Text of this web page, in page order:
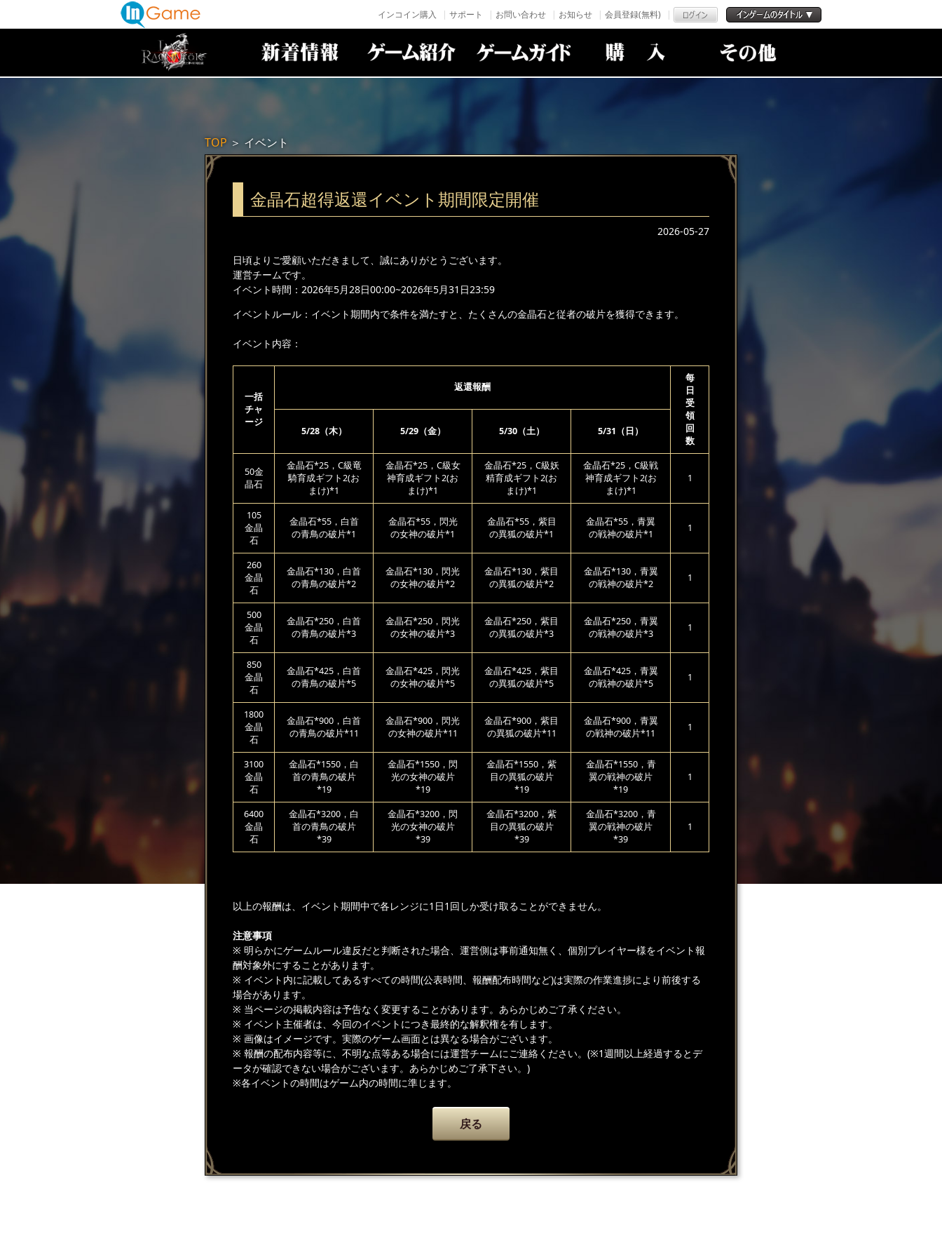
インコイン購入 サポート お問い合わせ お知らせ 会員登録(無料)
TOP ＞ イベント
金晶石超得返還イベント期間限定開催
2026-05-27
日頃よりご愛顧いただきまして、誠にありがとうございます。
運営チームです。
イベント時間：2026年5月28日00:00~2026年5月31日23:59
イベントルール：イベント期間内で条件を満たすと、たくさんの金晶石と従者の破片を獲得できます。
イベント内容：
一括
チャ
ージ
返還報酬
每
日
受
領
回
数
5/28（木） 5/29（金） 5/30（土） 5/31（日）
50金
晶石
金晶石*25，C級竜
騎育成ギフト2(お
まけ)*1
金晶石*25，C級女
神育成ギフト2(お
まけ)*1
金晶石*25，C級妖
精育成ギフト2(お
まけ)*1
金晶石*25，C級戦
神育成ギフト2(お
まけ)*1
1
105
金晶
石
金晶石*55，白首
の青鳥の破片*1
金晶石*55，閃光
の女神の破片*1
金晶石*55，紫目
の異狐の破片*1
金晶石*55，青翼
の戦神の破片*1
1
260
金晶
石
金晶石*130，白首
の青鳥の破片*2
金晶石*130，閃光
の女神の破片*2
金晶石*130，紫目
の異狐の破片*2
金晶石*130，青翼
の戦神の破片*2
1
500
金晶
石
金晶石*250，白首
の青鳥の破片*3
金晶石*250，閃光
の女神の破片*3
金晶石*250，紫目
の異狐の破片*3
金晶石*250，青翼
の戦神の破片*3
1
850
金晶
石
金晶石*425，白首
の青鳥の破片*5
金晶石*425，閃光
の女神の破片*5
金晶石*425，紫目
の異狐の破片*5
金晶石*425，青翼
の戦神の破片*5
1
1800
金晶
石
金晶石*900，白首
の青鳥の破片*11
金晶石*900，閃光
の女神の破片*11
金晶石*900，紫目
の異狐の破片*11
金晶石*900，青翼
の戦神の破片*11
1
3100
金晶
石
金晶石*1550，白
首の青鳥の破片
*19
金晶石*1550，閃
光の女神の破片
*19
金晶石*1550，紫
目の異狐の破片
*19
金晶石*1550，青
翼の戦神の破片
*19
1
6400
金晶
石
金晶石*3200，白
首の青鳥の破片
*39
金晶石*3200，閃
光の女神の破片
*39
金晶石*3200，紫
目の異狐の破片
*39
金晶石*3200，青
翼の戦神の破片
*39
1
以上の報酬は、イベント期間中で各レンジに1日1回しか受け取ることができません。
注意事項
※ 明らかにゲームルール違反だと判断された場合、運営側は事前通知無く、個別プレイヤー様をイベント報
酬対象外にすることがあります。
※ イベント内に記載してあるすべての時間(公表時間、報酬配布時間など)は実際の作業進捗により前後する
場合があります。
※ 当ページの掲載内容は予告なく変更することがあります。あらかじめご了承ください。
※ イベント主催者は、今回のイベントにつき最終的な解釈権を有します。
※ 画像はイメージです。実際のゲーム画面とは異なる場合がございます。
※ 報酬の配布内容等に、不明な点等ある場合には運営チームにご連絡ください。(※1週間以上経過するとデ
ータが確認できない場合がございます。あらかじめご了承下さい。)
※各イベントの時間はゲーム内の時間に準じます。
戻る